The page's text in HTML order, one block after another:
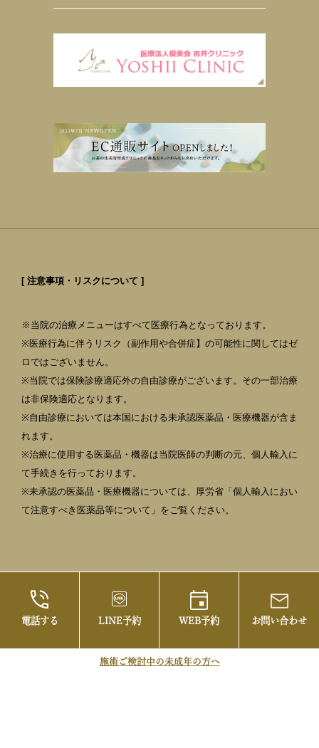
電話する LINE予約 WEB予約 お問い合わせ
施術ご検討中の未成年の方へ
[ 注意事項・リスクについて ]
※当院の治療メニューはすべて医療行為となっております。
※医療行為に伴うリスク（副作用や合併症】の可能性に関してはゼ
ロではございません。
※当院では保険診療適応外の自由診療がございます。その一部治療
は非保険適応となります。
※自由診療においては本国における未承認医薬品・医療機器が含ま
れます。
※治療に使用する医薬品・機器は当院医師の判断の元、個人輸入に
て手続きを行っております。
※未承認の医薬品・医療機器については、厚労省「個人輸入におい
て注意すべき医薬品等について」をご覧ください。
らお茶の水美容形成クリニック